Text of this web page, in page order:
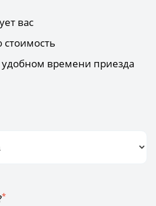
вас
стоимость
удобном времени приезда
*